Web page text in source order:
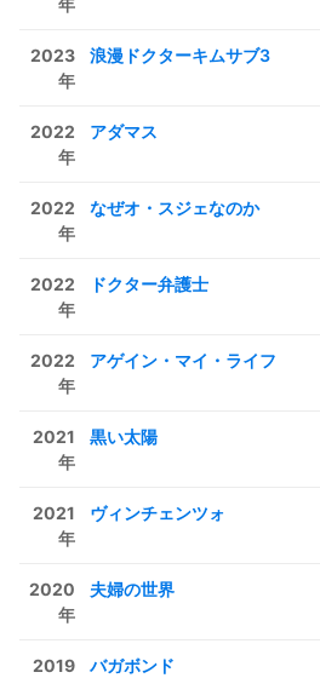
2023
年
浪漫ドクターキムサブ3
2022
年
アダマス
2022
年
なぜオ・スジェなのか
2022
年
ドクター弁護士
2022
年
アゲイン・マイ・ライフ
2021
年
黒い太陽
2021
年
ヴィンチェンツォ
2020
年
夫婦の世界
2019
バガボンド